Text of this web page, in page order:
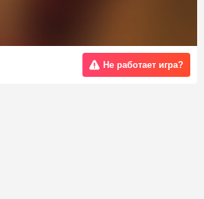
Не работает игра?